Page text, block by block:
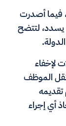
فيما أصدرت
يسدد، لتتضح
لإخفاء
الموظف
تقديمه
أي إجراء